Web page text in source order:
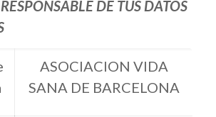
DE TUS DATOS
ASOCIACION VIDA
SANA DE BARCELONA